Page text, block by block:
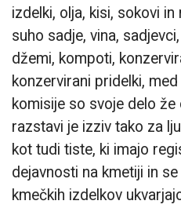
izdelki, olja, kisi, sokovi
suho sadje, vina,
džemi, kompoti,
konzervirani pridelki,
komisije so svoje delo
razstavi je izziv tako za
kot tudi tiste, ki imajo
dejavnosti na kmetiji in
kmečkih izdelkov